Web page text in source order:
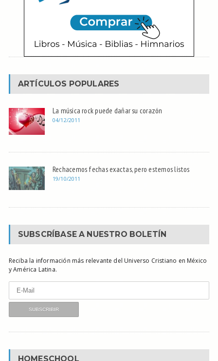
ARTÍCULOS POPULARES
La música rock puede dañar su corazón
04/12/2011
Rechacemos fechas exactas, pero estemos listos
19/10/2011
SUBSCRÍBASE A NUESTRO BOLETÍN
Reciba la información más relevante del Universo Cristiano en México
y América Latina.
HOMESCHOOL